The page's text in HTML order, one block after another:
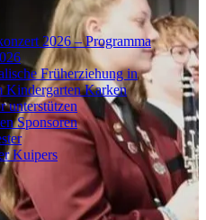
2026 – Programma
Früherziehung in
Kindergarten Karken
unterstützen
Sponsoren
Kuipers